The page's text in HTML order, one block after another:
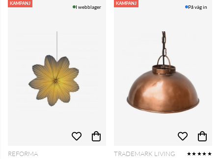
KAMPANJ
I webblager
REFORMA
KAMPANJ
På väg in
TRADEMARK LIVING ★★★★★